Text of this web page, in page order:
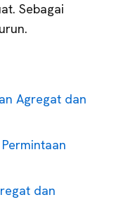
Sebagai
Agregat dan
dan